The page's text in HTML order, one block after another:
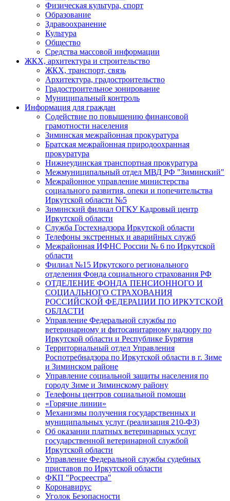
Физическая культура, спорт
Образование
Здравоохранение
Культура
Общество
Средства массовой информации
ЖКХ, архитектура и строительство
ЖКХ, транспорт, связь
Архитектура, градостроительство
Градостроительное зонирование
Муниципальный контроль
Информация для граждан
Содействие по повышению финансовой
грамотности населения
Зиминская межрайонная прокуратура
Братская межрайонная природоохранная
прокуратура
Нижнеудинская транспортная прокуратура
Межмуниципальный отдел МВД РФ "Зиминский"
Межрайонное управление министерства
социального развития, опеки и попечительства
Иркутской области №5
Зиминский филиал ОГКУ Кадровый центр
Иркутской области
Служба Гостехнадзора Иркутской области
Телефоны экстренных и аварийных служб
Межрайонная ИФНС России № 6 по Иркутской
области
Филиал №15 Иркутского регионального
отделения Фонда социального страхования РФ
ОТДЕЛЕНИЕ ФОНДА ПЕНСИОННОГО И
СОЦИАЛЬНОГО СТРАХОВАНИЯ
РОССИЙСКОЙ ФЕДЕРАЦИИ ПО ИРКУТСКОЙ
ОБЛАСТИ
Управление Федеральной службы по
ветеринарному и фитосанитарному надзору по
Иркутской области и Республике Бурятия
Территориальный отдел Управления
Роспотребнадзора по Иркутской области в г. Зиме
и Зиминском районе
Управление социальной защиты населения по
городу Зиме и Зиминскому району
Телефоны центров социальной помощи
«Горячие линии»
Механизмы получения государственных и
муниципальных услуг (реализация 210-ФЗ)
Об оказании платных ветеринарных услуг
государственной ветеринарной службой
Иркутской области
Управление Федеральной службы судебных
приставов по Иркутской области
ФКП "Росреестра"
Коронавирус
Уголок Безопасности